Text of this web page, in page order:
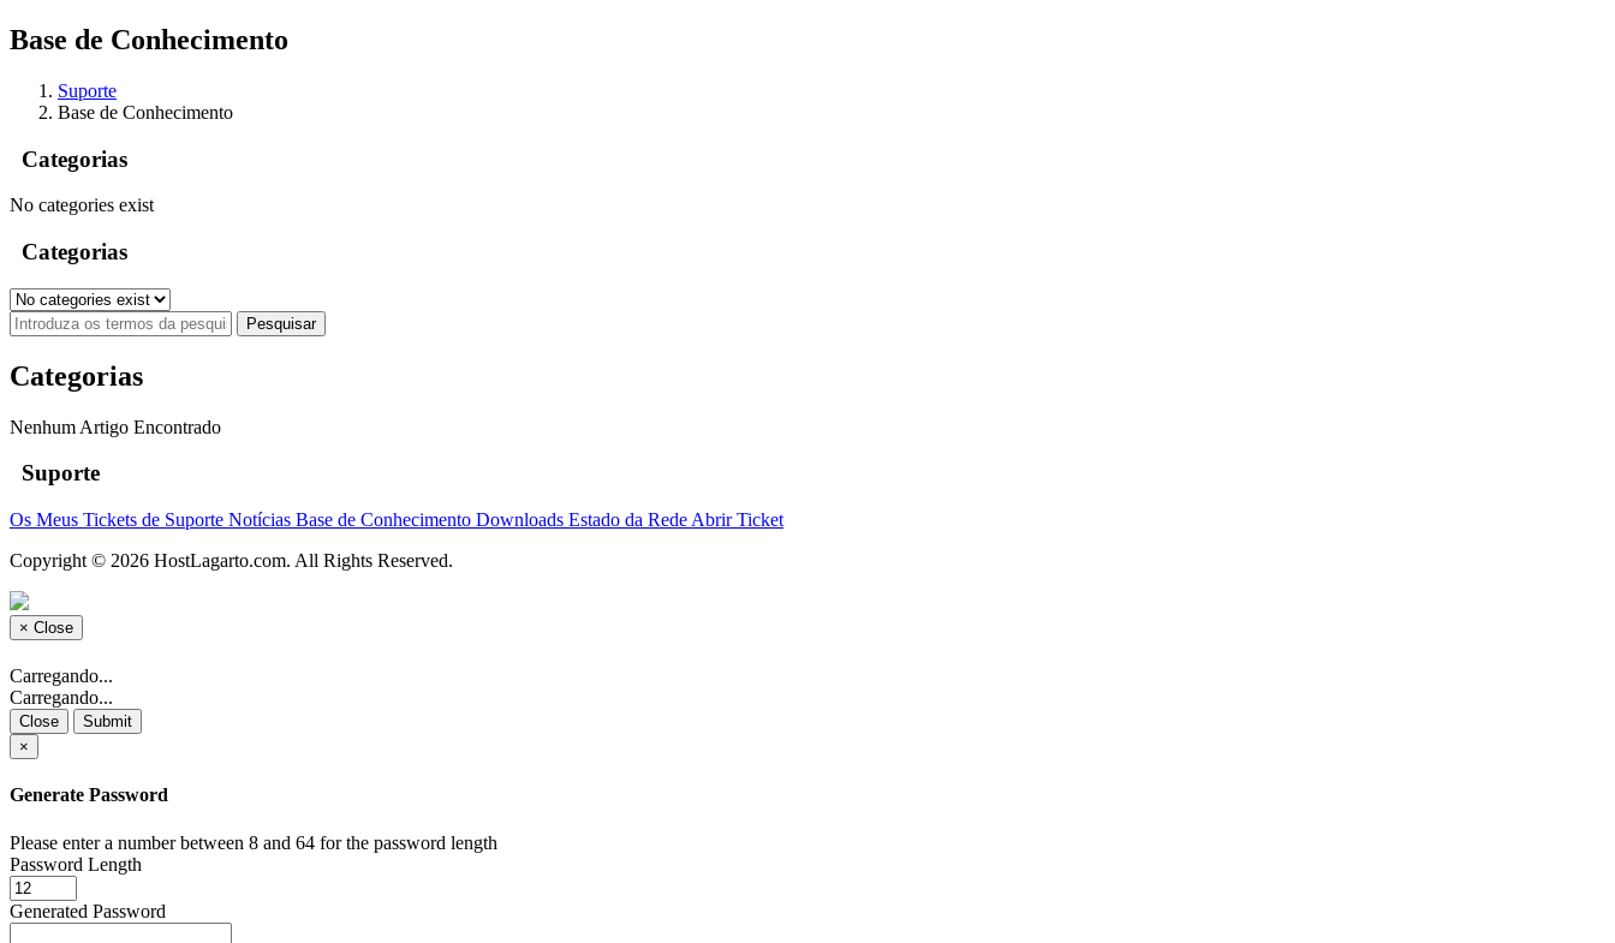
Base de Conhecimento
Suporte
Base de Conhecimento
Categorias
No categories exist
Categorias
Categorias
Nenhum Artigo Encontrado
Suporte
Os Meus Tickets de Suporte Notícias Base de Conhecimento Downloads Estado da Rede Abrir Ticket
Copyright © 2026 HostLagarto.com. All Rights Reserved.
× Close
Carregando...
Carregando...
Close
Submit
×
Generate Password
Please enter a number between 8 and 64 for the password length
Password Length
Generated Password